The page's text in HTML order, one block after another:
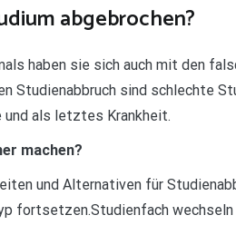
abgebrochen?
haben sie sich auch mit den
Studienabbruch sind schlechte
und als letztes Krankheit.
machen?
und Alternativen für
fortsetzen.Studienfach